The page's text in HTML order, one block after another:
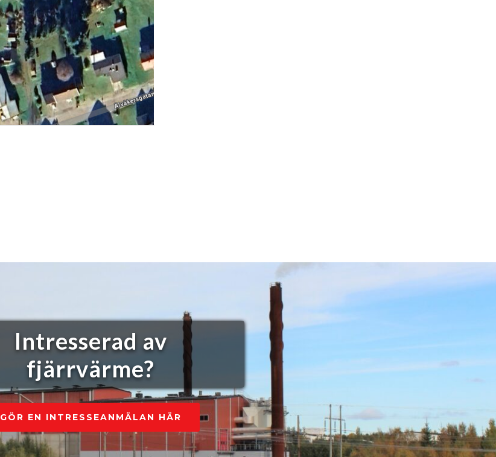
Intresserad av
fjärrvärme?
GÖR EN INTRESSEANMÄLAN HÄR